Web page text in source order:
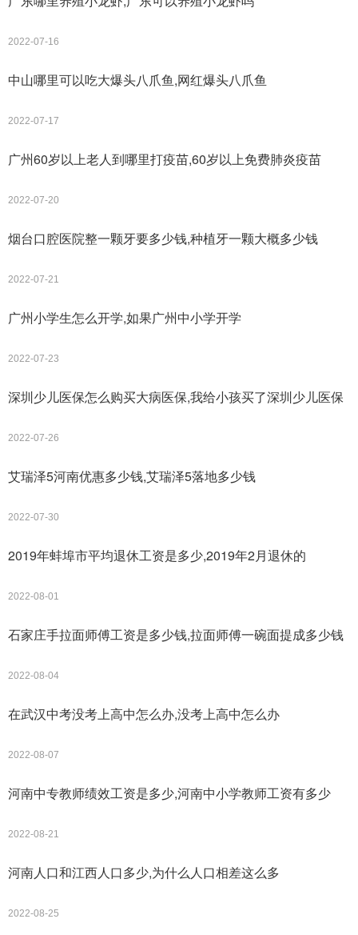
2022-07-16
中山哪里可以吃大爆头八爪鱼,网红爆头八爪鱼
2022-07-17
广州60岁以上老人到哪里打疫苗,60岁以上免费肺炎疫苗
2022-07-20
烟台口腔医院整一颗牙要多少钱,种植牙一颗大概多少钱
2022-07-21
广州小学生怎么开学,如果广州中小学开学
2022-07-23
深圳少儿医保怎么购买大病医保,我给小孩买了深圳少儿医保
2022-07-26
艾瑞泽5河南优惠多少钱,艾瑞泽5落地多少钱
2022-07-30
2019年蚌埠市平均退休工资是多少,2019年2月退休的
2022-08-01
石家庄手拉面师傅工资是多少钱,拉面师傅一碗面提成多少钱
2022-08-04
在武汉中考没考上高中怎么办,没考上高中怎么办
2022-08-07
河南中专教师绩效工资是多少,河南中小学教师工资有多少
2022-08-21
河南人口和江西人口多少,为什么人口相差这么多
2022-08-25